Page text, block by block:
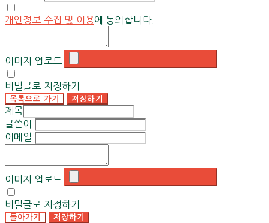
개인정보 수집 및 이용에 동의합니다.
이미지 업로드
비밀글로 지정하기
목록으로 가기 저장하기
제목
글쓴이
이메일
이미지 업로드
비밀글로 지정하기
돌아가기 저장하기